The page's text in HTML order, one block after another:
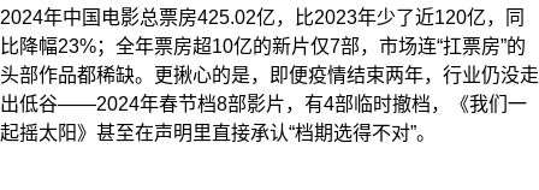
2024年中国电影总票房425.02亿，比2023年少了近120亿，同
比降幅23%；全年票房超10亿的新片仅7部，市场连“扛票房”的
头部作品都稀缺。更揪心的是，即便疫情结束两年，行业仍没走
出低谷——2024年春节档8部影片，有4部临时撤档，《我们一
起摇太阳》甚至在声明里直接承认“档期选得不对”。